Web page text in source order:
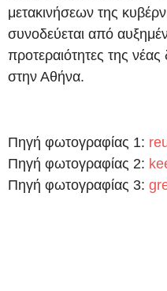
μετακινήσεων της
συνοδεύεται από
προτεραιότητες της
στην Αθήνα.
Πηγή φωτογραφίας 1:
Πηγή φωτογραφίας 2:
Πηγή φωτογραφίας 3: